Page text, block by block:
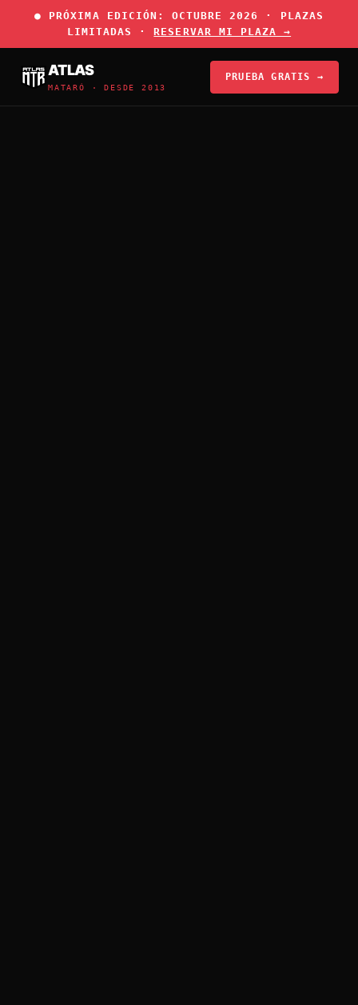
● PRÓXIMA EDICIÓN: OCTUBRE 2026 · PLAZAS
LIMITADAS ·RESERVAR MI PLAZA →
ATLAS
MATARÓ · DESDE 2013
PRUEBA GRATIS →